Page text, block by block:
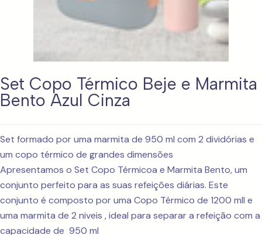
Set Copo Térmico Beje e Marmita
Bento Azul Cinza
Set formado por uma marmita de 950 ml com 2 dividórias e
um copo térmico de grandes dimensões
Apresentamos o Set Copo Térmicoa e Marmita Bento, um
conjunto perfeito para as suas refeições diárias. Este
conjunto é composto por uma Copo Térmico de 1200 mll e
uma marmita de 2 niveis , ideal para separar a refeição com a
capacidade de 950 ml